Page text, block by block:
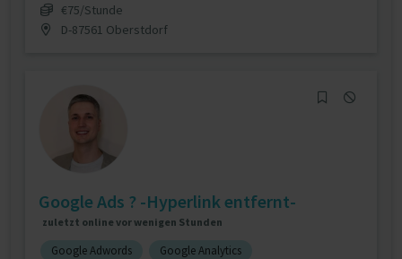
€75/Stunde
D-87561 Oberstdorf
Google Ads ? -Hyperlink entfernt-
zuletzt online vor wenigen Stunden
Google Adwords
Google Analytics